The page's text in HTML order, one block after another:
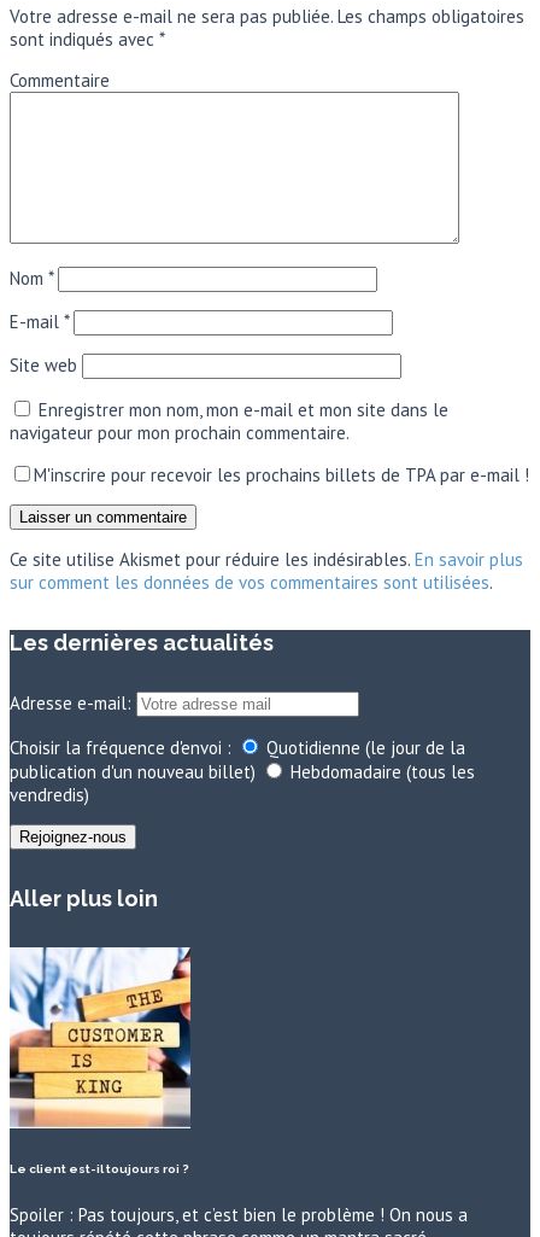
Votre adresse e-mail ne sera pas publiée. Les champs obligatoires
sont indiqués avec *
Commentaire
Nom *
E-mail *
Site web
Enregistrer mon nom, mon e-mail et mon site dans le
navigateur pour mon prochain commentaire.
M'inscrire pour recevoir les prochains billets de TPA par e-mail !
Ce site utilise Akismet pour réduire les indésirables. En savoir plus
sur comment les données de vos commentaires sont utilisées.
Les dernières actualités
Adresse e-mail:
Choisir la fréquence d'envoi :
Quotidienne (le jour de la
publication d'un nouveau billet)
Hebdomadaire (tous les
vendredis)
Aller plus loin
Le client est-il toujours roi ?
Spoiler : Pas toujours, et c’est bien le problème ! On nous a